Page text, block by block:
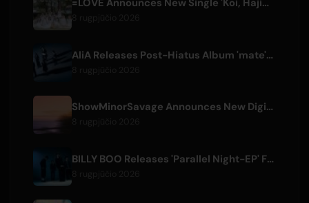
=LOVE Announces New Single 'Koi, Hajimemashita.' and Tokyo Dome Concerts
AliA Releases Post-Hiatus Album 'mate', Announces Tokyo Live
ShowMinorSavage Announces New Digital Single 'Gradation'
BILLY BOO Releases 'Parallel Night-EP' Featuring TV Drama Theme Song